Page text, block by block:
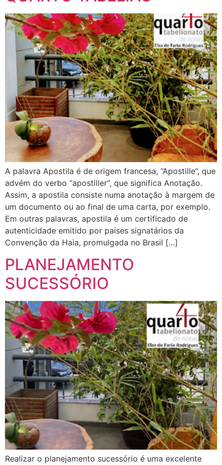
A palavra Apostila é de origem francesa, “Apostille”, que
advém do verbo “apostiller“, que significa Anotação.
Assim, a apostila consiste numa anotação à margem de
um documento ou ao final de uma carta, por exemplo.
Em outras palavras, apostila é um certificado de
autenticidade emitido por países signatários da
Convenção da Haia, promulgada no Brasil […]
PLANEJAMENTO
SUCESSÓRIO
Realizar o planejamento sucessório é uma excelente